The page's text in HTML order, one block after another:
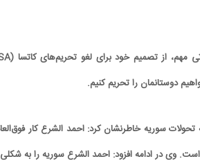
دوستانمان را تحریم کنیم.
سوریه خاطرنشان کرد: احمد الشرع کار
وی در ادامه افزود: احمد الشرع سوریه را به